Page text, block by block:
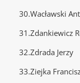
30.Wacławski
31.Zdankiewicz
32.Zdrada Jerzy
33.Ziejka